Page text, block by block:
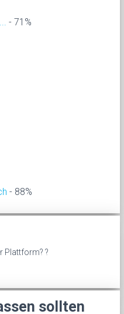
- 71%
- 88%
Plattform? ?
sollten